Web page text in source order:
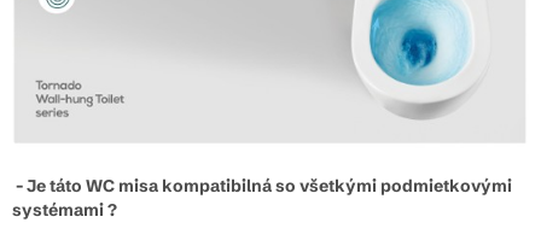
- Je táto WC misa kompatibilná so všetkými podmietkovými
systémami ?